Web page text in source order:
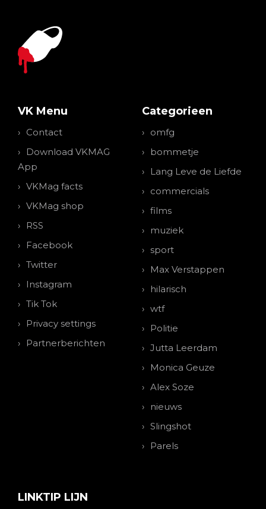
VK Menu
Contact
Download VKMAG
App
VKMag facts
VKMag shop
RSS
Facebook
Twitter
Instagram
Tik Tok
Privacy settings
Partnerberichten
Categorieen
omfg
bommetje
Lang Leve de Liefde
commercials
films
muziek
sport
Max Verstappen
hilarisch
wtf
Politie
Jutta Leerdam
Monica Geuze
Alex Soze
nieuws
Slingshot
Parels
LINKTIP LIJN